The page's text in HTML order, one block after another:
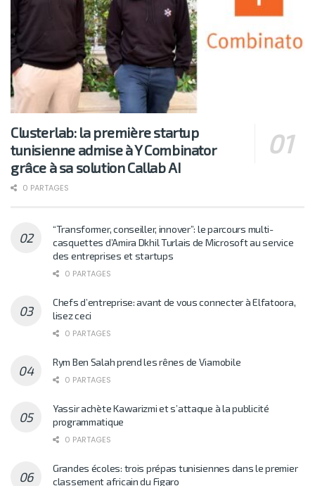
Clusterlab: la première startup
tunisienne admise à Y Combinator
grâce à sa solution Callab AI
0 PARTAGES
“Transformer, conseiller, innover”: le parcours multi-
casquettes d’Amira Dkhil Turlais de Microsoft au service
des entreprises et startups
0 PARTAGES
Chefs d’entreprise: avant de vous connecter à Elfatoora,
lisez ceci
0 PARTAGES
Rym Ben Salah prend les rênes de Viamobile
0 PARTAGES
Yassir achète Kawarizmi et s’attaque à la publicité
programmatique
0 PARTAGES
Grandes écoles: trois prépas tunisiennes dans le premier
classement africain du Figaro